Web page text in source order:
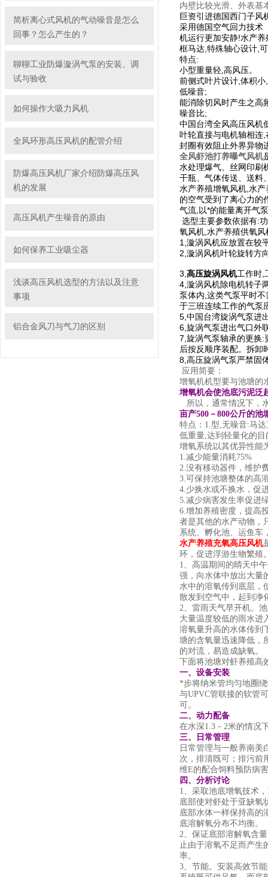
简析离心式风机的气动噪音是怎么
回事？怎么产生的？
聊聊工业防爆漩涡气泵的安装、调
试与验收
如何操作大吸力风机
全风环形高压风机的配管介绍
防爆高压风机厂家介绍防爆高压风
机的发展
高压风机产生噪音的原由
如何保养工业吸尘器
浅谈高压风机选型的方法以及注意
事项
铝合金风刀与气刀的区别
内壁比较光滑、外表基
巨资引进德国西门子风
采用德国空气回力技术
机运行更加安静!水产
框马达,特殊轴心设计,
特点:
小型重量轻,高风压。
前侧式叶片设计,体积
低噪音;
能消除切风时产生之高
噪音比;
中国台湾全风高压风机
叶轮直接与电机轴相连
封圈有效阻止外界异物
全风虾池打养曝气风机
水处理爆气、丝网印刷
干瓶、气体传送、送料
水产养殖增氧风机,水
的空气受到了离心力的
气流,以*的能量离开气
选型主要参数依据有:
氧风机,水产养殖供氧
1,漩涡风机应放置在较
2,漩涡风机叶轮旋转方
3, 高压旋涡风机工作时,
4,漩涡风机除电机转子
泵体内,这类气泵平时
于三班连续工作的气泵
5,中国台湾旋涡气泵进
6,旋涡气泵进出气口外
7,旋涡气泵轴承的更换:
后按反顺序装配。拆卸
8,高压旋涡气泵严禁固
应用简要：
增氧机机型要与池塘的
增氧机会使池底污泥
所以，通常情况下，
亩产500－800公斤的
特点：1.型,无噪音:马
低重量,达到轻量化的
增氧系统以其优异性能
1.减少能量消耗75%
2.没有移动器件，维护
3.可保持池塘整体的高
4.少换水或不换水，促
5.减少病害发生率促进
6.增加养殖密度，提高
者是其他的水产动物，
系统、孵化池、运鱼车
水产养殖充氧高压风机
环，促进浮游生物繁殖
1、高温期间的晴天中
强，向水体中放出大量
水中的溶氧传到底层，
散发到空气中，起到净
2、雷雨天气早开机。
大量温度较低的雨水进
溶氧量升高的水体传到
塘的含氧量迅速降低，
的对流，易造成缺氧。
下面将池塘对虾养殖高
一、设备安装
*步将纳米管均匀地圈
与UPVC管联接的软管
可。
二、动力配备
在水深1.3－2米的情况
三、日常管理
日常管理与一般养南
次，排清既可；排污前
维E的配合饲料预防病
四、分析讨论
1、采取池底增氧技术
底部使对虾处于亚缺氧
底部水体一样保持高的
底溶解氧分布不均衡。
2、保证底部溶解氧含
止由于溶氧不足而产生
率。
3、节能。安装高效节